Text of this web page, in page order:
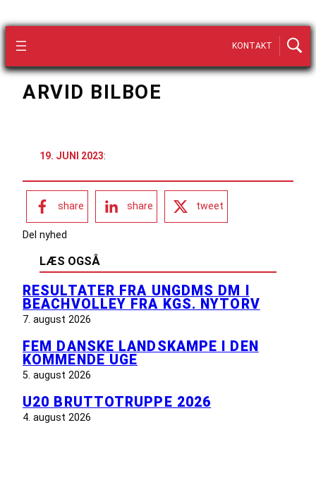
KONTAKT
ARVID BILBOE
19. JUNI 2023:
share share tweet
Del nyhed
LÆS OGSÅ
RESULTATER FRA UNGDMS DM I
BEACHVOLLEY FRA KGS. NYTORV
7. august 2026
FEM DANSKE LANDSKAMPE I DEN
KOMMENDE UGE
5. august 2026
U20 BRUTTOTRUPPE 2026
4. august 2026